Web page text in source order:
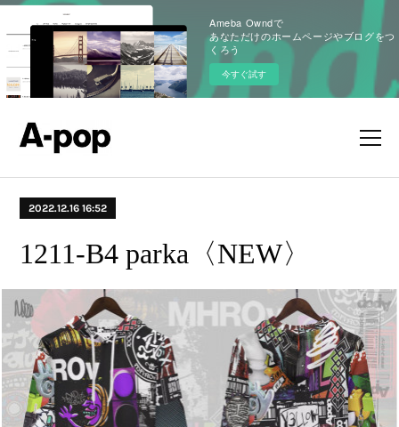
Ameba Owndで
あなただけのホームページやブログをつ
くろう
今すぐ試す
2022.12.16 16:52
1211-B4 parka〈NEW〉